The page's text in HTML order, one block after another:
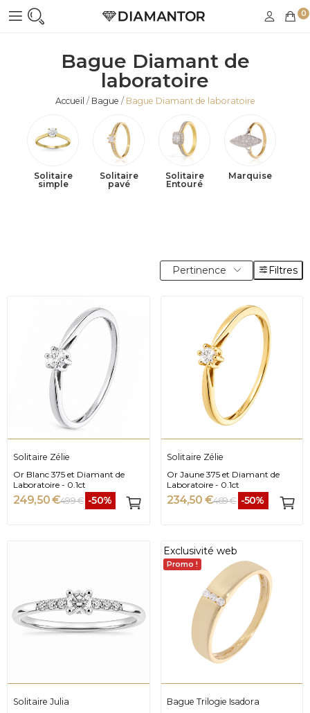
0
Bague Diamant de
laboratoire
Accueil Bague Bague Diamant de laboratoire
Solitaire
simple
Solitaire
pavé
Solitaire
Entouré
Marquise
Pertinence Filtres
Solitaire Zélie
Or Blanc 375 et Diamant de
Laboratoire - 0.1ct
249,50 €499 € -50%
Solitaire Zélie
Or Jaune 375 et Diamant de
Laboratoire - 0.1ct
234,50 €469 € -50%
Solitaire Julia
Exclusivité web
Promo !
Bague Trilogie Isadora